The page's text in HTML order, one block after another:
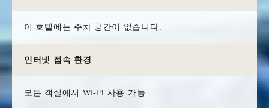
이 호텔에는 주차 공간이 없습니다.
인터넷 접속 환경
모든 객실에서 Wi-Fi 사용 가능